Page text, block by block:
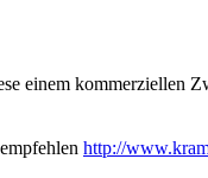
einem kommerziellen
http://